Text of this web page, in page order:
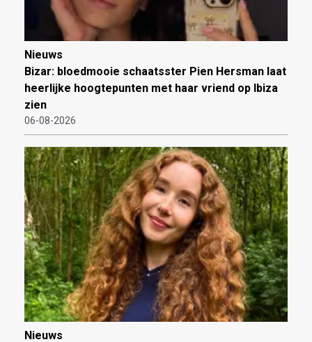
Nieuws
Bizar: bloedmooie schaatsster Pien Hersman laat
heerlijke hoogtepunten met haar vriend op Ibiza
zien
06-08-2026
Nieuws